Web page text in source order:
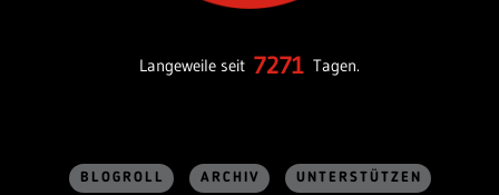
Langeweile seit 7271 Tagen.
BLOGROLL ARCHIV UNTERSTÜTZEN